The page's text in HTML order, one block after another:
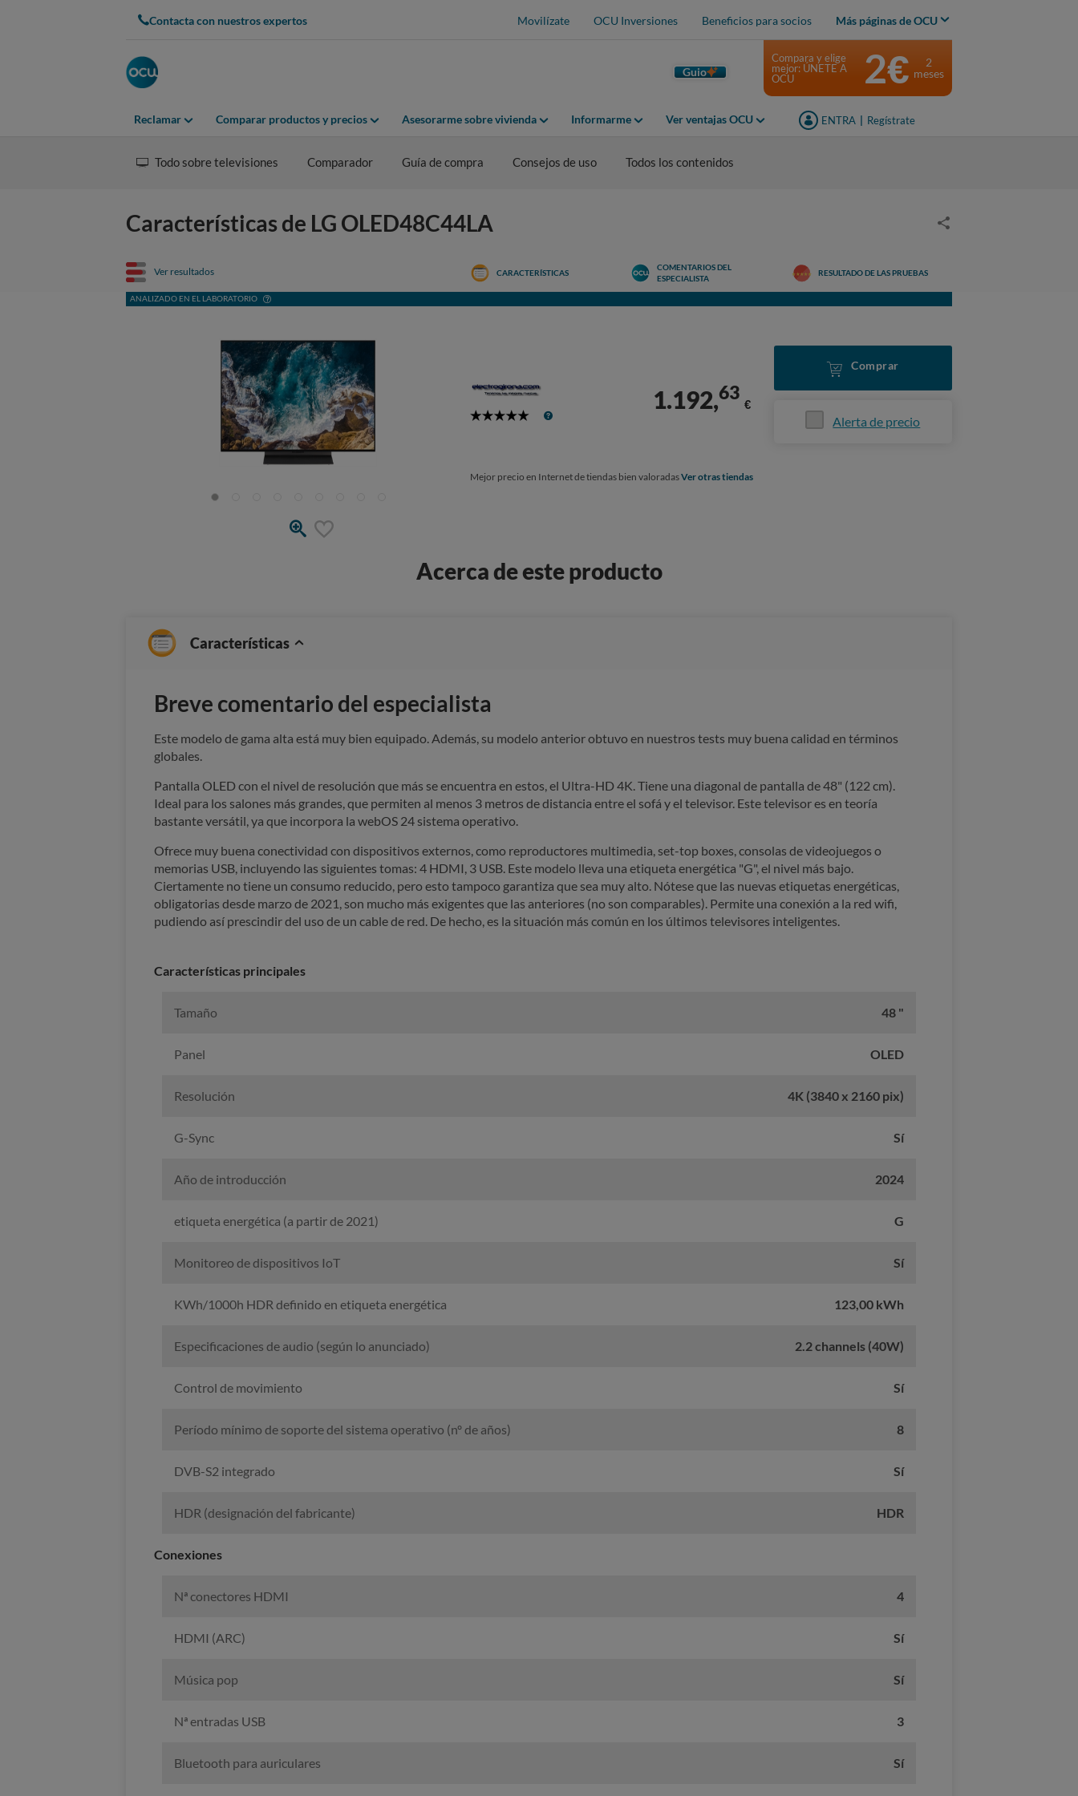
Contacta con nuestros expertos Movilízate OCU Inversiones Beneficios para socios Más páginas de OCU
Guio
Reclamar Comparar productos y precios Asesorarme sobre vivienda Informarme Ver ventajas OCU ENTRA Regístrate
Compara y elige
mejor: ÚNETE A
OCU
2€
2
meses
Todo sobre televisiones Comparador Guía de compra Consejos de uso Todos los contenidos
Características de LG OLED48C44LA
Ver resultados
ANALIZADO EN EL LABORATORIO
CARACTERÍSTICAS
COMENTARIOS DEL
ESPECIALISTA
RESULTADO DE LAS PRUEBAS
5
1.192,63
€
Comprar
Alerta de precio
Mejor precio en Internet de tiendas bien valoradasVer otras tiendas
Acerca de este producto
Características
Breve comentario del especialista
Este modelo de gama alta está muy bien equipado. Además, su modelo anterior obtuvo en nuestros tests muy buena calidad en términos
globales.
Pantalla OLED con el nivel de resolución que más se encuentra en estos, el Ultra-HD 4K. Tiene una diagonal de pantalla de 48" (122 cm).
Ideal para los salones más grandes, que permiten al menos 3 metros de distancia entre el sofá y el televisor. Este televisor es en teoría
bastante versátil, ya que incorpora la webOS 24 sistema operativo.
Ofrece muy buena conectividad con dispositivos externos, como reproductores multimedia, set-top boxes, consolas de videojuegos o
memorias USB, incluyendo las siguientes tomas: 4 HDMI, 3 USB. Este modelo lleva una etiqueta energética "G", el nivel más bajo.
Ciertamente no tiene un consumo reducido, pero esto tampoco garantiza que sea muy alto. Nótese que las nuevas etiquetas energéticas,
obligatorias desde marzo de 2021, son mucho más exigentes que las anteriores (no son comparables). Permite una conexión a la red wifi,
pudiendo así prescindir del uso de un cable de red. De hecho, es la situación más común en los últimos televisores inteligentes.
Características principales
Tamaño 48 "
Panel OLED
Resolución 4K (3840 x 2160 pix)
G-Sync Sí
Año de introducción 2024
etiqueta energética (a partir de 2021) G
Monitoreo de dispositivos IoT Sí
KWh/1000h HDR definido en etiqueta energética 123,00 kWh
Especificaciones de audio (según lo anunciado) 2.2 channels (40W)
Control de movimiento Sí
Período mínimo de soporte del sistema operativo (nº de años) 8
DVB-S2 integrado Sí
HDR (designación del fabricante) HDR
Conexiones
Nª conectores HDMI 4
HDMI (ARC) Sí
Música pop Sí
Nª entradas USB 3
Bluetooth para auriculares Sí